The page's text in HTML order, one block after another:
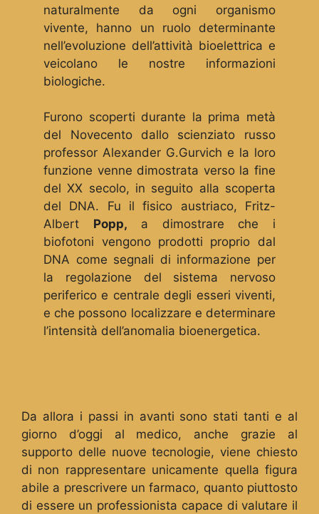
naturalmente da ogni organismo
vivente, hanno un ruolo determinante
nell’evoluzione dell’attività bioelettrica e
veicolano le nostre informazioni
biologiche.
Furono scoperti durante la prima metà
del Novecento dallo scienziato russo
professor Alexander G.Gurvich e la loro
funzione venne dimostrata verso la fine
del XX secolo, in seguito alla scoperta
del DNA. Fu il fisico austriaco, Fritz-
Albert Popp, a dimostrare che i
biofotoni vengono prodotti proprio dal
DNA come segnali di informazione per
la regolazione del sistema nervoso
periferico e centrale degli esseri viventi,
e che possono localizzare e determinare
l’intensità dell’anomalia bioenergetica.
Da allora i passi in avanti sono stati tanti e al
giorno d’oggi al medico, anche grazie al
supporto delle nuove tecnologie, viene chiesto
di non rappresentare unicamente quella figura
abile a prescrivere un farmaco, quanto piuttosto
di essere un professionista capace di valutare il